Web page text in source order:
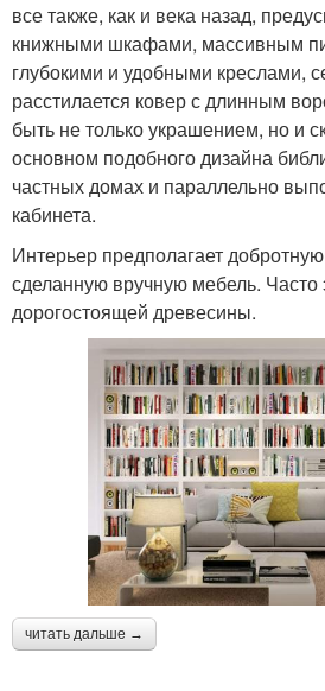
все также, как и века назад,
книжными шкафами, массивным
глубокими и удобными креслами,
расстилается ковер с длинным
быть не только украшением, но и
основном подобного дизайна
частных домах и параллельно
кабинета.
Интерьер предполагает
сделанную вручную мебель. Часто
дорогостоящей древесины.
читать дальше →